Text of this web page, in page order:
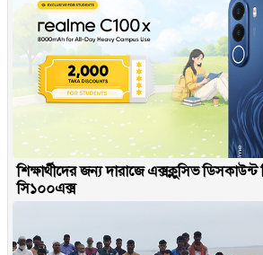
শিক্ষার্থীদের জন্য দারাজে এক্সক্লুসিভ
সি১০০এক্স